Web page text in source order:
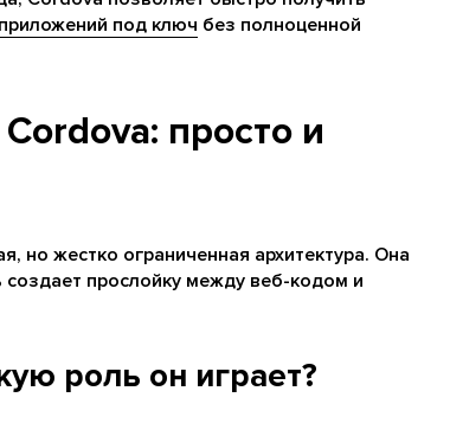
под ключ без полноценной
просто и
но жестко ограниченная архитектура. Она
прослойку между веб-кодом и
роль он играет?